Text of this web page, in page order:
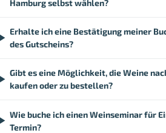
Hamburg selbst wählen?
Erhalte ich eine Bestätigung meiner
des Gutscheins?
Gibt es eine Möglichkeit, die Weine
kaufen oder zu bestellen?
Wie buche ich einen Weinseminar für
Termin?